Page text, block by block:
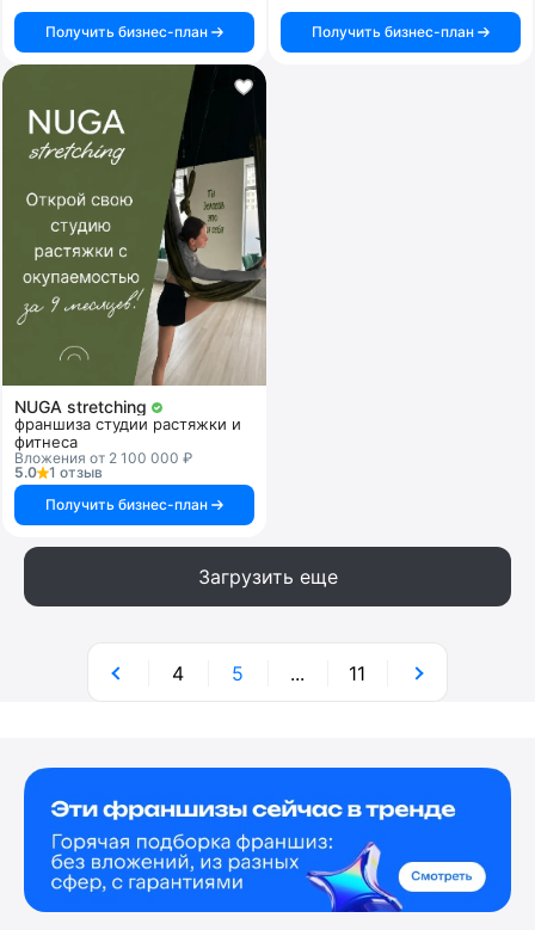
Получить бизнес-план Получить бизнес-план
NUGA stretching
франшиза студии растяжки и
фитнеса
Вложения от 2 100 000 ₽
5.0
1 отзыв
Получить бизнес-план
Загрузить еще
4 5 ... 11